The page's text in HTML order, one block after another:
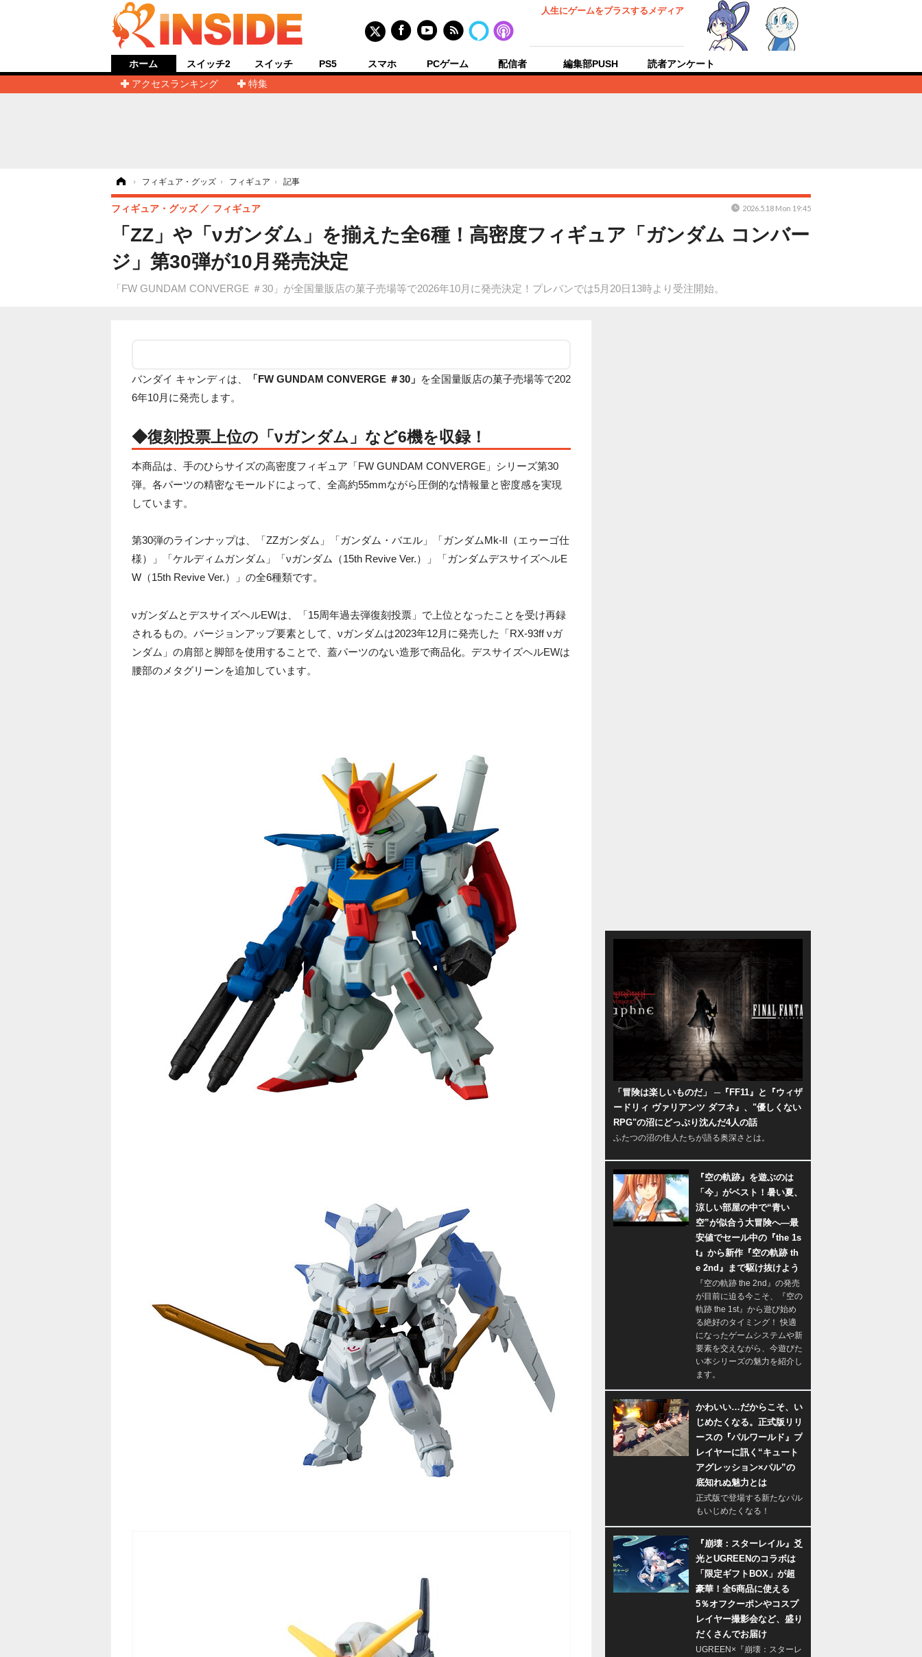
人生にゲームをプラスするメディア
ホーム
アクセスランキング
特集
スイッチ2 スイッチ PS5 スマホ PCゲーム 配信者 編集部PUSH 読者アンケート
› フィギュア・グッズ › フィギュア › 記事
「ZZ」や「νガンダム」を揃えた全6種！高密度フィギュア「ガンダム コンバー
ジ」第30弾が10月発売決定
「FW GUNDAM CONVERGE ＃30」が全国量販店の菓子売場等で2026年10月に発売決定！プレバンでは5月20日13時より受注開始。
フィギュア・グッズ フィギュア 2026.5.18 Mon 19:45
バンダイ キャンディは、 「FW GUNDAM CONVERGE ＃30」 を全国量販店の菓子売場等で202
6年10月に発売します。
◆復刻投票上位の「νガンダム」など6機を収録！
本商品は、手のひらサイズの高密度フィギュア「FW GUNDAM CONVERGE」シリーズ第30
弾。各パーツの精密なモールドによって、全高約55mmながら圧倒的な情報量と密度感を実現
しています。
第30弾のラインナップは、「ZZガンダム」「ガンダム・バエル」「ガンダムMk-II（エゥーゴ仕
様）」「ケルディムガンダム」「νガンダム（15th Revive Ver.）」「ガンダムデスサイズヘルE
W（15th Revive Ver.）」の全6種類です。
νガンダムとデスサイズヘルEWは、「15周年過去弾復刻投票」で上位となったことを受け再録
されるもの。バージョンアップ要素として、νガンダムは2023年12月に発売した「RX-93ff νガ
ンダム」の肩部と脚部を使用することで、蓋パーツのない造形で商品化。デスサイズヘルEWは
腰部のメタグリーンを追加しています。
「冒険は楽しいものだ」 ─『FF11』と『ウィザ
ードリィ ヴァリアンツ ダフネ』、"優しくない
RPG"の沼にどっぷり沈んだ4人の話
ふたつの沼の住人たちが語る奥深さとは。
『空の軌跡』を遊ぶのは
「今」がベスト！暑い夏、
涼しい部屋の中で“青い
空”が似合う大冒険へ―最
安値でセール中の『the 1s
t』から新作『空の軌跡 th
e 2nd』まで駆け抜けよう
『空の軌跡 the 2nd』の発売
が目前に迫る今こそ、『空の
軌跡 the 1st』から遊び始め
る絶好のタイミング！ 快適
になったゲームシステムや新
要素を交えながら、今遊びた
い本シリーズの魅力を紹介し
ます。
かわいい…だからこそ、い
じめたくなる。正式版リリ
ースの『パルワールド』プ
レイヤーに訊く“キュート
アグレッション×パル”の
底知れぬ魅力とは
正式版で登場する新たなパル
もいじめたくなる！
『崩壊：スターレイル』爻
光とUGREENのコラボは
「限定ギフトBOX」が超
豪華！全6商品に使える
5％オフクーポンやコスプ
レイヤー撮影会など、盛り
だくさんでお届け
UGREEN×『崩壊：スターレ